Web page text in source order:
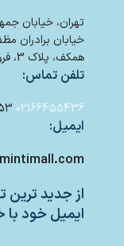
تهران، خیابان
خیابان برادران
همکف، پلاک 3، فروشگاه مینتی
تلفن تماس:
02166455436
ایمیل:
از جدید
ایمیل خود با